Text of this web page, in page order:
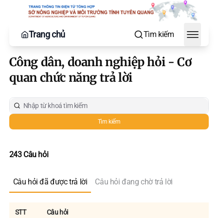
Trang chủ Tìm kiếm
Toggle
Công dân, doanh nghiệp hỏi - Cơ
quan chức năng trả lời
Tìm kiếm
243 Câu hỏi
Câu hỏi đã được trả lời Câu hỏi đang chờ trả lời
STT Câu hỏi